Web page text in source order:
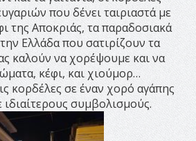
που δένει ταιριαστά με
της Αποκριάς, τα παραδοσιακά
Ελλάδα που σατιρίζουν τα
καλούν να χορέψουμε και να
κέφι, και χιούμορ…
κορδέλες σε έναν χορό αγάπης
συμβολισμούς.